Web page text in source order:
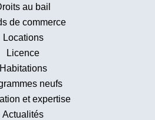
au bail
de commerce
Locations
Licence
Habitations
neufs
et expertise
Actualités